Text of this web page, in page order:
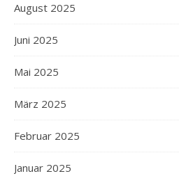
August 2025
Juni 2025
Mai 2025
März 2025
Februar 2025
Januar 2025